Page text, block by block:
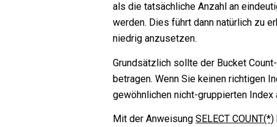
als die tatsächliche Anzahl an
werden. Dies führt dann natürlich zu
niedrig anzusetzen.
Grundsätzlich sollte der Bucket
betragen. Wenn Sie keinen richtigen
gewöhnlichen nicht-gruppierten
Mit der AnweisungSELECT COUNT(*)